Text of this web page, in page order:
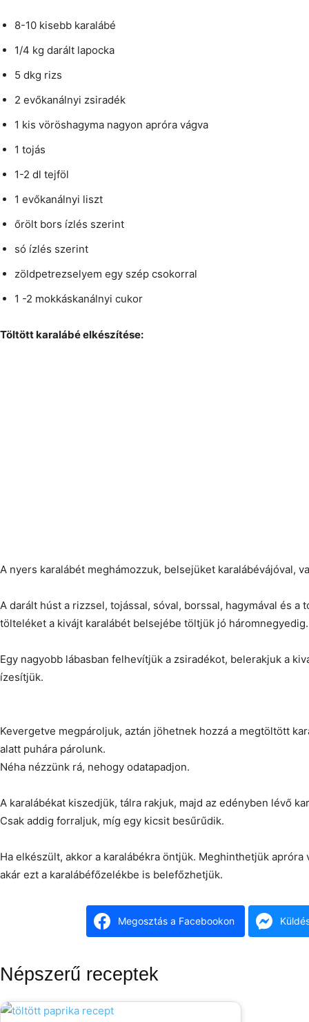
8-10 kisebb karalábé
1/4 kg darált lapocka
5 dkg rizs
2 evőkanálnyi zsiradék
1 kis vöröshagyma nagyon apróra vágva
1 tojás
1-2 dl tejföl
1 evőkanálnyi liszt
őrölt bors ízlés szerint
só ízlés szerint
zöldpetrezselyem egy szép csokorral
1 -2 mokkáskanálnyi cukor
Töltött karalábé elkészítése:
A nyers karalábét meghámozzuk, belsejüket karalábévájóval,
A darált húst a rizzsel, tojással, sóval, borssal, hagymával és a
tölteléket a kivájt karalábét belsejébe töltjük jó háromnegyedig.
Egy nagyobb lábasban felhevítjük a zsiradékot, belerakjuk a
ízesítjük.
Kevergetve megpároljuk, aztán jöhetnek hozzá a megtöltött
alatt puhára párolunk.
Néha nézzünk rá, nehogy odatapadjon.
A karalábékat kiszedjük, tálra rakjuk, majd az edényben lévő
Csak addig forraljuk, míg egy kicsit besűrűdik.
Ha elkészült, akkor a karalábékra öntjük. Meghinthetjük
akár ezt a karalábéfőzelékbe is belefőzhetjük.
Megosztás a Facebookon
Népszerű receptek